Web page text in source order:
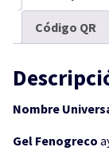
Código QR
Nombre
Gel Fenogreco